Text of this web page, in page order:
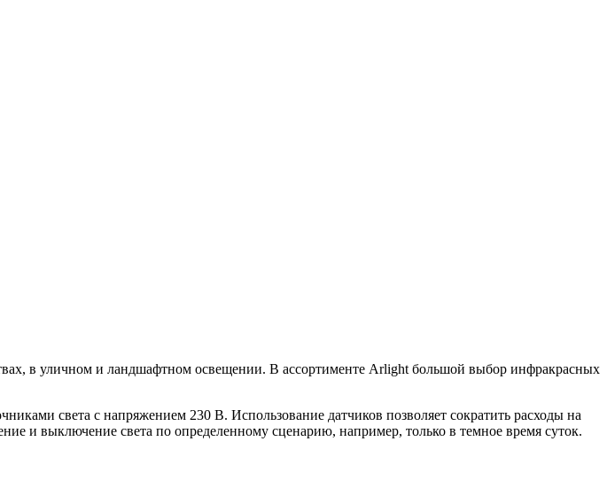
в уличном и ландшафтном освещении. В ассортименте Arlight большой выбор инфракрасных
света с напряжением 230 В. Использование датчиков позволяет сократить расходы на
и выключение света по определенному сценарию, например, только в темное время суток.